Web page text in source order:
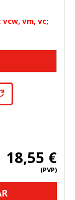
vcw, vm, vc;
18,55 €
(PVP)